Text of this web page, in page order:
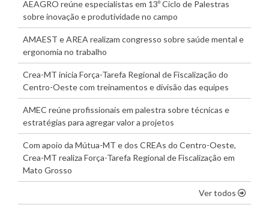
AEAGRO reúne especialistas em 13º Ciclo de Palestras
sobre inovação e produtividade no campo
AMAEST e AREA realizam congresso sobre saúde mental e
ergonomia no trabalho
Crea-MT inicia Força-Tarefa Regional de Fiscalização do
Centro-Oeste com treinamentos e divisão das equipes
AMEC reúne profissionais em palestra sobre técnicas e
estratégias para agregar valor a projetos
Com apoio da Mútua-MT e dos CREAs do Centro-Oeste,
Crea-MT realiza Força-Tarefa Regional de Fiscalização em
Mato Grosso
Ver todos os